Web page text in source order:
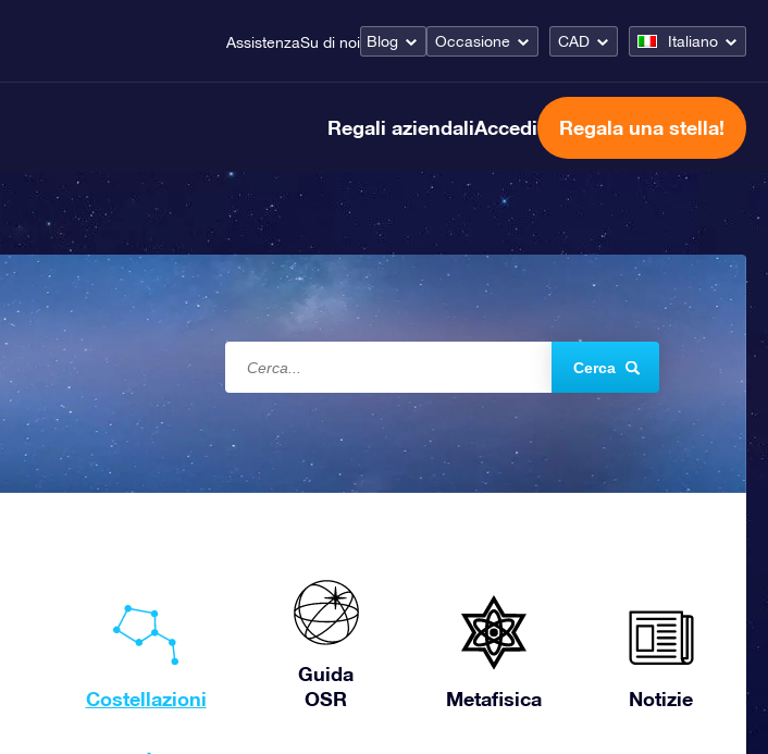
AssistenzaSu di noi Blog Occasione CAD Italiano
Regali aziendaliAccedi Regala una stella!
Cerca
Costellazioni
Guida
OSR
Metafisica Notizie